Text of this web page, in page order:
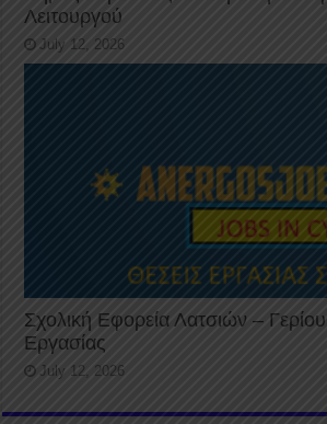
Λειτουργού
July 12, 2026
Σχολική Εφορεία Λατσιών –
Εργασίας
July 12, 2026